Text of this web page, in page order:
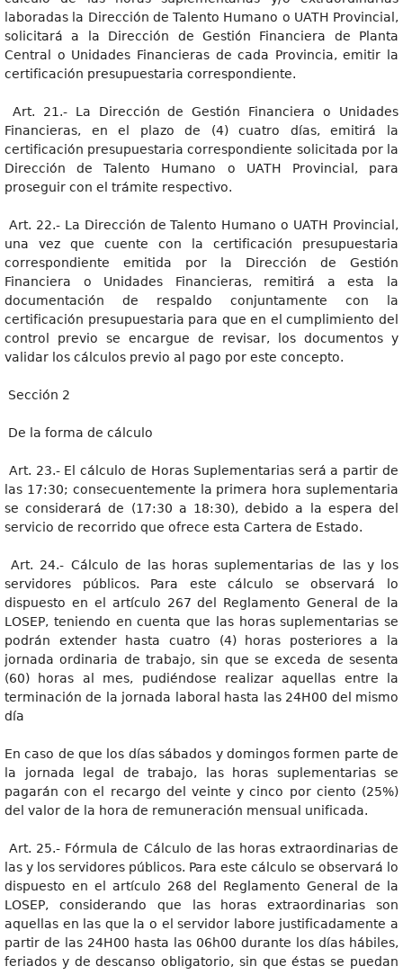
laboradas la Dirección de Talento Humano o UATH Provincial,
solicitará a la Dirección de Gestión Financiera de Planta
Central o Unidades Financieras de cada Provincia, emitir la
certificación presupuestaria correspondiente.
Art. 21.- La Dirección de Gestión Financiera o Unidades
Financieras, en el plazo de (4) cuatro días, emitirá la
certificación presupuestaria correspondiente solicitada por la
Dirección de Talento Humano o UATH Provincial, para
proseguir con el trámite respectivo.
Art. 22.- La Dirección de Talento Humano o UATH Provincial,
una vez que cuente con la certificación presupuestaria
correspondiente emitida por la Dirección de Gestión
Financiera o Unidades Financieras, remitirá a esta la
documentación de respaldo conjuntamente con la
certificación presupuestaria para que en el cumplimiento del
control previo se encargue de revisar, los documentos y
validar los cálculos previo al pago por este concepto.
Sección 2
De la forma de cálculo
Art. 23.- El cálculo de Horas Suplementarias será a partir de
las 17:30; consecuentemente la primera hora suplementaria
se considerará de (17:30 a 18:30), debido a la espera del
servicio de recorrido que ofrece esta Cartera de Estado.
Art. 24.- Cálculo de las horas suplementarias de las y los
servidores públicos. Para este cálculo se observará lo
dispuesto en el artículo 267 del Reglamento General de la
LOSEP, teniendo en cuenta que las horas suplementarias se
podrán extender hasta cuatro (4) horas posteriores a la
jornada ordinaria de trabajo, sin que se exceda de sesenta
(60) horas al mes, pudiéndose realizar aquellas entre la
terminación de la jornada laboral hasta las 24H00 del mismo
día
En caso de que los días sábados y domingos formen parte de
la jornada legal de trabajo, las horas suplementarias se
pagarán con el recargo del veinte y cinco por ciento (25%)
del valor de la hora de remuneración mensual unificada.
Art. 25.- Fórmula de Cálculo de las horas extraordinarias de
las y los servidores públicos. Para este cálculo se observará lo
dispuesto en el artículo 268 del Reglamento General de la
LOSEP, considerando que las horas extraordinarias son
aquellas en las que la o el servidor labore justificadamente a
partir de las 24H00 hasta las 06h00 durante los días hábiles,
feriados y de descanso obligatorio, sin que éstas se puedan